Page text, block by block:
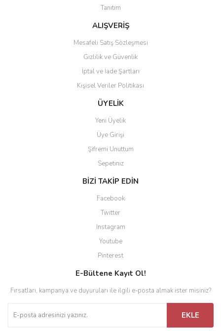
Bu ürüne benzer farklı alternatifler olmalı.
Gönder
Tanıtım
ALIŞVERİŞ
Mesafeli Satış Sözleşmesi
Gizlilik ve Güvenlik
İptal ve İade Şartları
Kişisel Veriler Politikası
ÜYELİK
Yeni Üyelik
Üye Girişi
Şifremi Unuttum
Sepetiniz
BİZİ TAKİP EDİN
Facebook
Twitter
Instagram
Youtube
Pinterest
E-Bültene Kayıt Ol!
Fırsatları, kampanya ve duyuruları ile ilgili e-posta almak ister misiniz?
EKLE